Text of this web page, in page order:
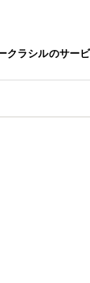
クラシルのサー